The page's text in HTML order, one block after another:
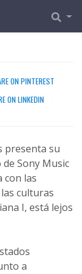
presenta su
de Sony Music
con las
culturas
I, está lejos
a